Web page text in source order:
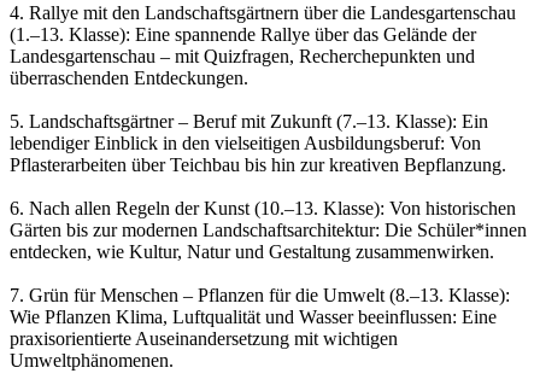
4. Rallye mit den Landschaftsgärtnern über die Landesgartenschau
(1.–13. Klasse): Eine spannende Rallye über das Gelände der
Landesgartenschau – mit Quizfragen, Recherchepunkten und
überraschenden Entdeckungen.
5. Landschaftsgärtner – Beruf mit Zukunft (7.–13. Klasse): Ein
lebendiger Einblick in den vielseitigen Ausbildungsberuf: Von
Pflasterarbeiten über Teichbau bis hin zur kreativen Bepflanzung.
6. Nach allen Regeln der Kunst (10.–13. Klasse): Von historischen
Gärten bis zur modernen Landschaftsarchitektur: Die Schüler*innen
entdecken, wie Kultur, Natur und Gestaltung zusammenwirken.
7. Grün für Menschen – Pflanzen für die Umwelt (8.–13. Klasse):
Wie Pflanzen Klima, Luftqualität und Wasser beeinflussen: Eine
praxisorientierte Auseinandersetzung mit wichtigen
Umweltphänomenen.